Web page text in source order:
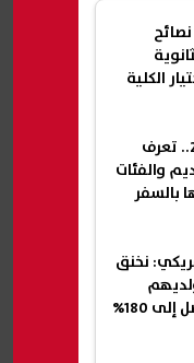
2026 لاختيار الكلية
حج القرعة 2027.. تعرف
والفئات
بالسفر
نخنق
180%